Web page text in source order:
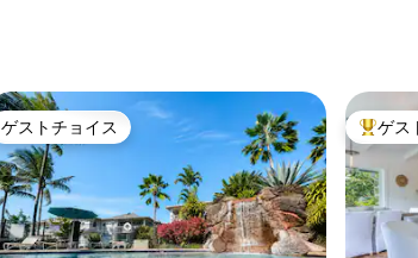
ゲストチョイス
ゲストチョイス 大好評
ゲス